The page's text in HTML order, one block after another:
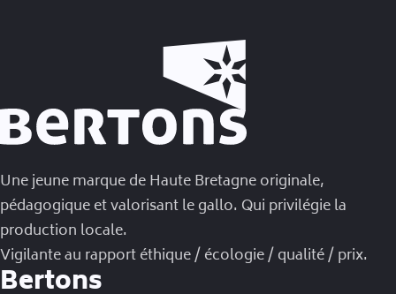
Une jeune marque de Haute Bretagne originale,
pédagogique et valorisant le gallo. Qui privilégie la
production locale.
Vigilante au rapport éthique / écologie / qualité / prix.
Bertons